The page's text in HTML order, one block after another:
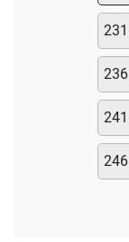
231
236
241
246